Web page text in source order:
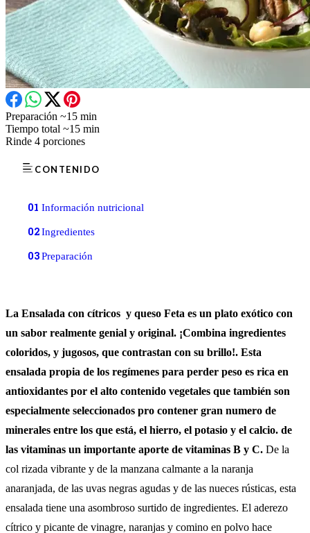
Preparación ~15 min
Tiempo total ~15 min
Rinde 4 porciones
CONTENIDO
01 Información nutricional
02Ingredientes
03Preparación
La Ensalada con cítricos y queso Feta es un plato exótico con
un sabor realmente genial y original. ¡Combina ingredientes
coloridos, y jugosos, que contrastan con su brillo!. Esta
ensalada propia de los regímenes para perder peso es rica en
antioxidantes por el alto contenido vegetales que también son
especialmente seleccionados pro contener gran numero de
minerales entre los que está, el hierro, el potasio y el calcio. de
las vitaminas un importante aporte de vitaminas B y C. De la
col rizada vibrante y de la manzana calmante a la naranja
anaranjada, de las uvas negras agudas y de las nueces rústicas, esta
ensalada tiene una asombroso surtido de ingredientes. El aderezo
cítrico y picante de vinagre, naranjas y comino en polvo hace